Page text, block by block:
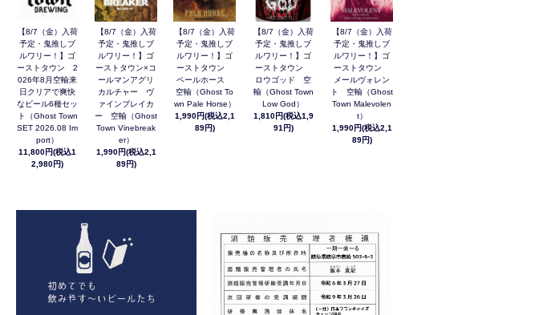
【8/7（金）入荷
予定・鬼推しブ
ルワリー！】ゴ
ーストタウン 2
026年8月空輸来
日クリアで爽快
なビール6種セッ
ト（Ghost Town
SET 2026.08 Im
port）
11,800円(税込1
2,980円)
【8/7（金）入荷
予定・鬼推しブ
ルワリー！】ゴ
ーストタウン×コ
ールマンアグリ
カルチャー ヴ
ァインブレイカ
ー 空輸（Ghost
Town Vinebreak
er）
1,990円(税込2,1
89円)
【8/7（金）入荷
予定・鬼推しブ
ルワリー！】ゴ
ーストタウン
ペールホース
空輸（Ghost To
wn Pale Horse）
1,990円(税込2,1
89円)
【8/7（金）入荷
予定・鬼推しブ
ルワリー！】ゴ
ーストタウン
ロウゴッド 空
輸（Ghost Town
Low God）
1,810円(税込1,9
91円)
【8/7（金）入荷
予定・鬼推しブ
ルワリー！】ゴ
ーストタウン
メールヴォレン
ト 空輸（Ghost
Town Malevolen
t）
1,990円(税込2,1
89円)